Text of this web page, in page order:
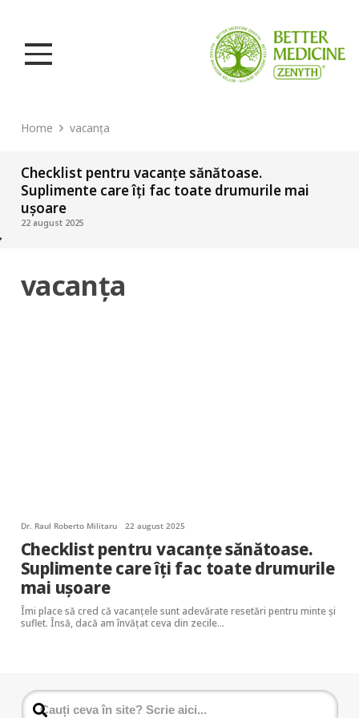
Home vacanța
Checklist pentru vacanțe sănătoase.
Suplimente care îți fac toate drumurile mai
ușoare
22 august 2025
vacanța
Dr. Raul Roberto Militaru 22 august 2025
Checklist pentru vacanțe sănătoase.
Suplimente care îți fac toate drumurile
mai ușoare
Îmi place să cred că vacanțele sunt adevărate resetări pentru minte și
suflet. Însă, dacă am învățat ceva din zecile…